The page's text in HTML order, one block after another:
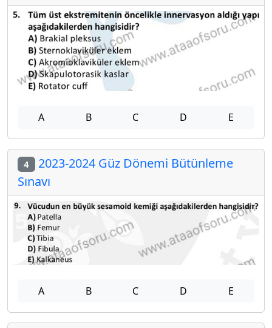
A B C D E
4 2023-2024 Güz Dönemi Bütünleme
Sınavı
A B C D E